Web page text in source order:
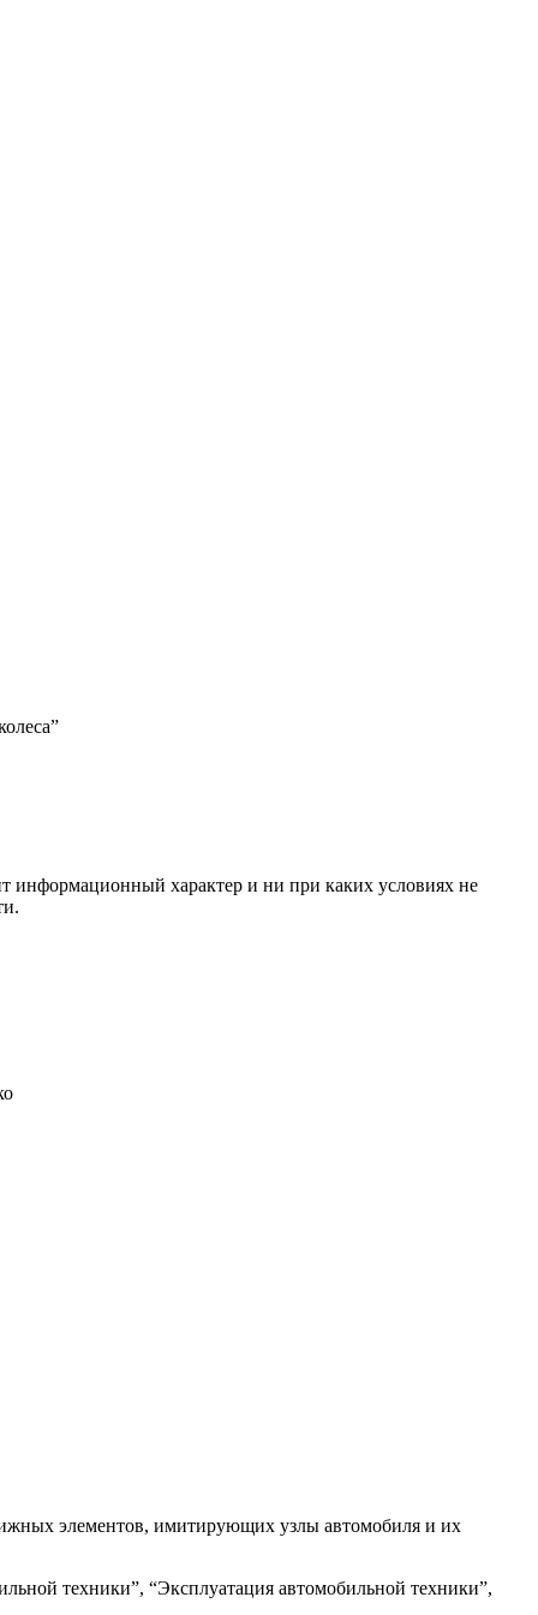
информационный характер и ни при каких условиях не
элементов, имитирующих узлы автомобиля и их
техники”, “Эксплуатация автомобильной техники”,